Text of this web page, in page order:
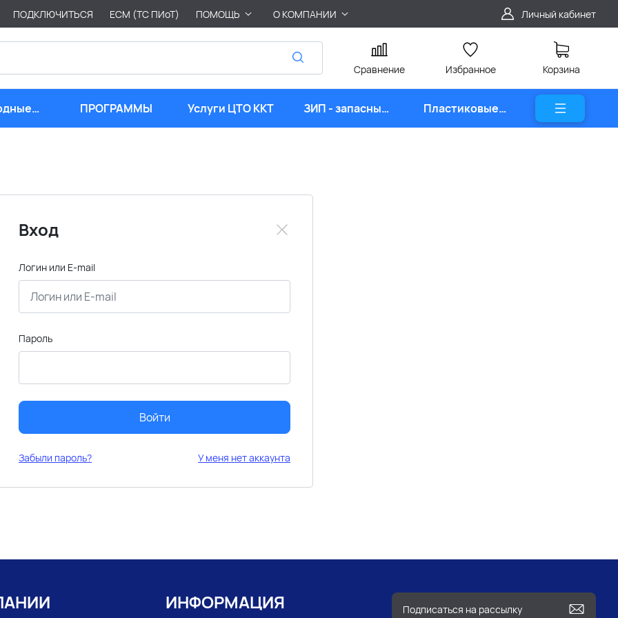
ПОДКЛЮЧИТЬСЯ ЕСМ (ТС ПИоТ) ПОМОЩЬ О КОМПАНИИ Личный кабинет
Сравнение Избранное Корзина
ПРОГРАММЫ Услуги ЦТО ККТ
ЗИП - запасные
части
Пластиковые
карты
Вход
Логин или E-mail
Пароль
Войти
Забыли пароль? У меня нет аккаунта
ИНФОРМАЦИЯ